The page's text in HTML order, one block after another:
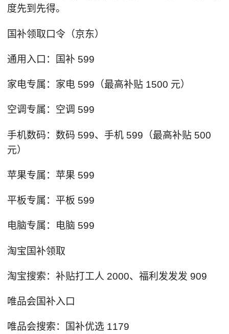
度先到先得。
国补领取口令（京东）
通用入口：国补 599
家电专属：家电 599（最高补贴 1500 元）
空调专属：空调 599
手机数码：数码 599、手机 599（最高补贴 500
元）
苹果专属：苹果 599
平板专属：平板 599
电脑专属：电脑 599
淘宝国补领取
淘宝搜索：补贴打工人 2000、福利发发发 909
唯品会国补入口
唯品会搜索：国补优选 1179